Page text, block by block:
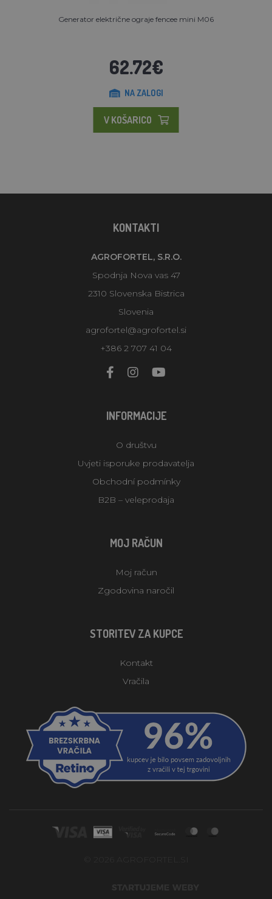
Generator električne ograje fencee mini M06
62.72€
NA ZALOGI
V KOŠARICO
KONTAKTI
AGROFORTEL, S.R.O.
Spodnja Nova vas 47
2310 Slovenska Bistrica
Slovenia
agrofortel@agrofortel.si
+386 2 707 41 04
INFORMACIJE
O društvu
Uvjeti isporuke prodavatelja
Obchodní podmínky
B2B – veleprodaja
MOJ RAČUN
Moj račun
Zgodovina naročil
STORITEV ZA KUPCE
Kontakt
Vračila